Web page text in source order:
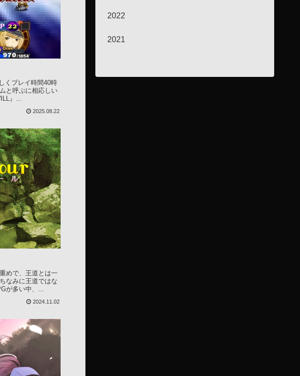
くプレイ時間40時
と呼ぶに相応しい
』...
2025.08.22
めで、王道とは一
なみに王道ではな
が多い中、...
2024.11.02
2022
2021